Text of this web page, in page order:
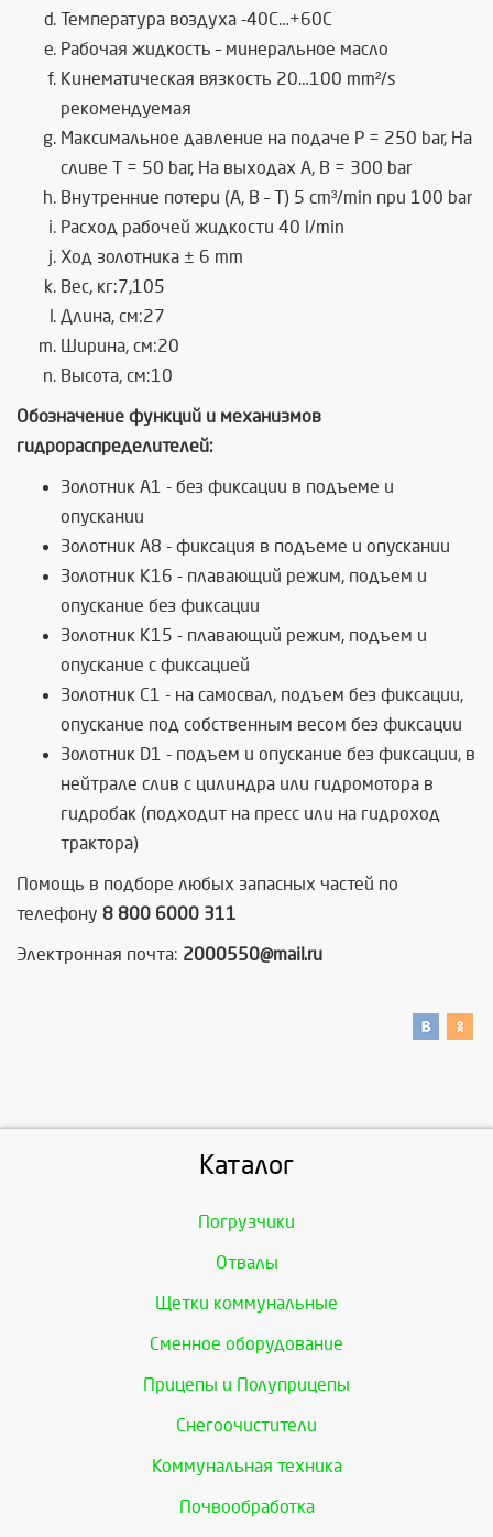
Температура воздуха -40C…+60C
Рабочая жидкость – минеральное масло
Кинематическая вязкость 20…100 mm²/s
рекомендуемая
Максимальное давление на подаче P = 250 bar, На
сливе T = 50 bar, На выходах A, B = 300 bar
Внутренние потери (А, В – Т) 5 cm³/min при 100 bar
Расход рабочей жидкости 40 l/min
Ход золотника ± 6 mm
Вес, кг:7,105
Длина, см:27
Ширина, см:20
Высота, см:10
Обозначение функций и механизмов
гидрораспределителей:
Золотник А1 - без фиксации в подъеме и
опускании
Золотник А8 - фиксация в подъеме и опускании
Золотник К16 - плавающий режим, подъем и
опускание без фиксации
Золотник К15 - плавающий режим, подъем и
опускание с фиксацией
Золотник C1 - на самосвал, подъем без фиксации,
опускание под собственным весом без фиксации
Золотник D1 - подъем и опускание без фиксации, в
нейтрале слив с цилиндра или гидромотора в
гидробак (подходит на пресс или на гидроход
трактора)
Помощь в подборе любых запасных частей по
телефону 8 800 6000 311
Электронная почта: 2000550@mail.ru
Каталог
Погрузчики
Отвалы
Щетки коммунальные
Сменное оборудование
Прицепы и Полуприцепы
Снегоочистители
Коммунальная техника
Почвообработка